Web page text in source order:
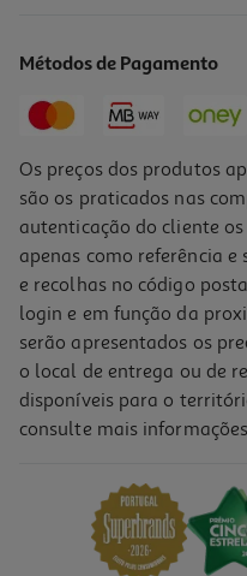
Rato Sem Fios Ergonómico
24,99 €
Métodos de Pagamento
Os preços dos produtos
são os praticados nas
autenticação do cliente
apenas como referência
e recolhas no código
login e em função da
serão apresentados os
o local de entrega ou de
disponíveis para o
consulte mais informações